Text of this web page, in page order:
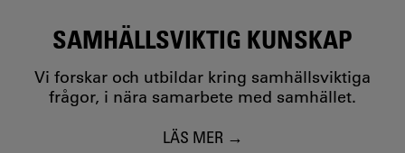
SAMHÄLLSVIKTIG KUNSKAP
Vi forskar och utbildar kring samhällsviktiga
frågor, i nära samarbete med samhället.
LÄS MER